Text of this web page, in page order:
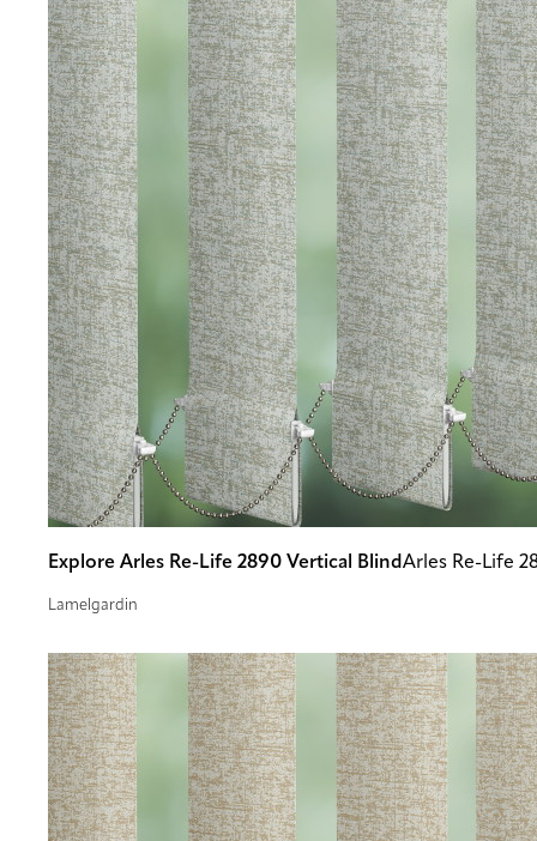
Explore Arles Re-Life 2890 Vertical BlindArles Re-Life
Lamelgardin